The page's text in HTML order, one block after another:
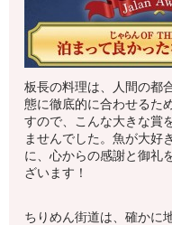
板長の料理は、人間の都
態に徹底的に合わせるた
すので、こんな大きな賞
ませんでした。魚が大好
に、心からの感謝と御礼
ざいます！
ちりめん街道は、確かに